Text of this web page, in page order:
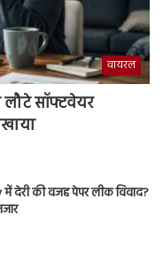
वायरल
लौटे सॉफ्टवेयर
देरी की वजह पेपर लीक विवाद?